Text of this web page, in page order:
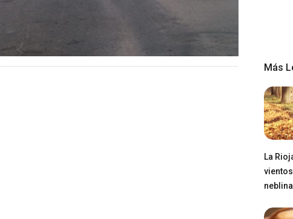
Más
La
neblina